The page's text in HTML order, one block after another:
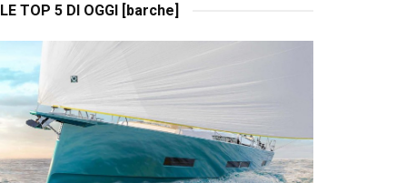
LE TOP 5 DI OGGI [barche]